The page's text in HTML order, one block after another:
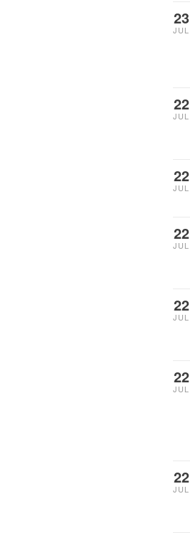
23
JUL
22
JUL
22
JUL
22
JUL
22
JUL
22
JUL
22
JUL